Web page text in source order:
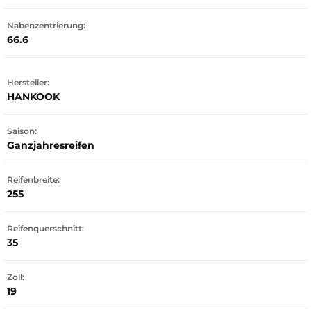
Nabenzentrierung:
66.6
Hersteller:
HANKOOK
Saison:
Ganzjahresreifen
Reifenbreite:
255
Reifenquerschnitt:
35
Zoll:
19